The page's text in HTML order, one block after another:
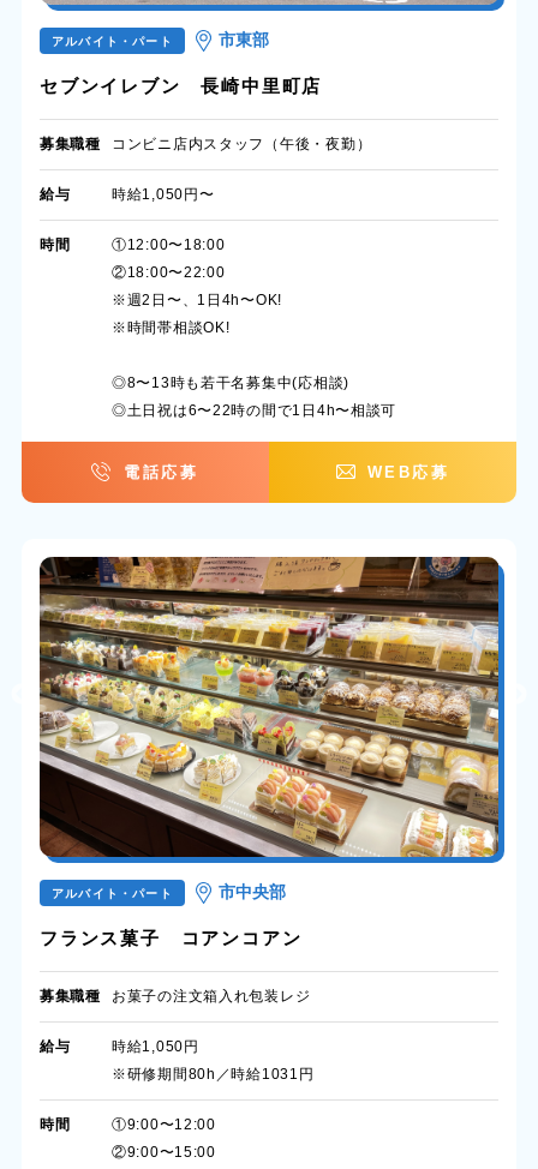
アルバイト・パート 市東部
セブンイレブン 長崎中里町店
募集職種 コンビニ店内スタッフ（午後・夜勤）
給与 時給1,050円〜
時間
①12:00〜18:00
②18:00〜22:00
※週2日〜、1日4h〜OK!
※時間帯相談OK!
◎8〜13時も若干名募集中(応相談)
◎土日祝は6〜22時の間で1日4h〜相談可
電話応募 WEB応募
アルバイト・パート 市中央部
フランス菓子 コアンコアン
募集職種 お菓子の注文箱入れ包装レジ
給与
時給1,050円
※研修期間80h／時給1031円
時間
①9:00〜12:00
②9:00〜15:00